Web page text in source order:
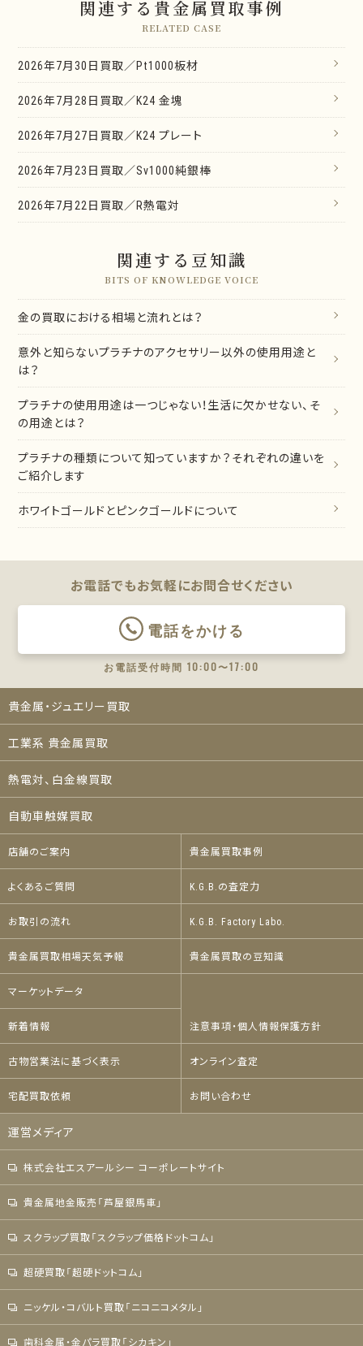
関連する貴金属買取事例
RELATED CASE
2026年7月30日買取／Pt1000板材
2026年7月28日買取／K24 金塊
2026年7月27日買取／K24 プレート
2026年7月23日買取／Sv1000純銀棒
2026年7月22日買取／R熱電対
関連する豆知識
BITS OF KNOWLEDGE VOICE
金の買取における相場と流れとは？
意外と知らないプラチナのアクセサリー以外の使用用途と
は？
プラチナの使用用途は一つじゃない！生活に欠かせない、そ
の用途とは？
プラチナの種類について知っていますか？それぞれの違いを
ご紹介します
ホワイトゴールドとピンクゴールドについて
お電話でもお気軽にお問合せください
電話をかける
お電話受付時間 10:00〜17:00
貴金属・ジュエリー買取
工業系 貴金属買取
熱電対、白金線買取
自動車触媒買取
店舗のご案内 貴金属買取事例
よくあるご質問 K.G.B.の査定力
お取引の流れ K.G.B. Factory Labo.
貴金属買取相場天気予報 貴金属買取の豆知識
マーケットデータ
新着情報 注意事項・個人情報保護方針
古物営業法に基づく表示 オンライン査定
宅配買取依頼 お問い合わせ
運営メディア
株式会社エスアールシー コーポレートサイト
貴金属地金販売「芦屋銀馬車」
スクラップ買取「スクラップ価格ドットコム」
超硬買取「超硬ドットコム」
ニッケル・コバルト買取「ニコニコメタル」
歯科金属・金パラ買取「シカキン」